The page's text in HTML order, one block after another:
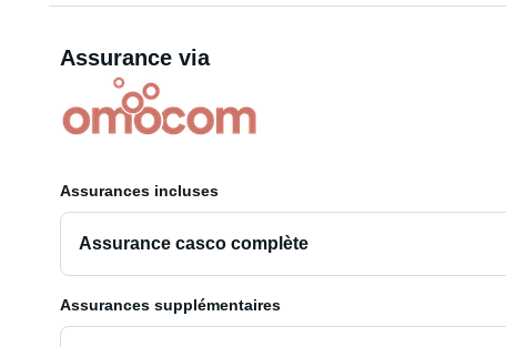
Assurance via
Assurances incluses
Assurance casco complète
Assurances supplémentaires